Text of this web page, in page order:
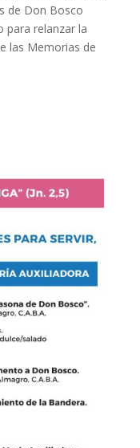
de Don Bosco
para relanzar la
las Memorias de